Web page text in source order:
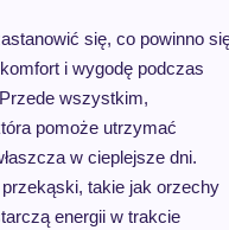
się, co powinno
i wygodę podczas
wszystkim,
pomoże utrzymać
w cieplejsze dni.
takie jak orzechy
energii w trakcie